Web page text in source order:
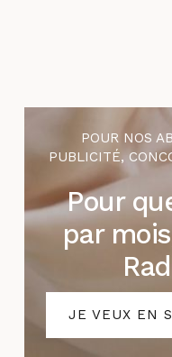
POUR NOS
PUBLICITÉ,
Pour
par
JE VEUX EN